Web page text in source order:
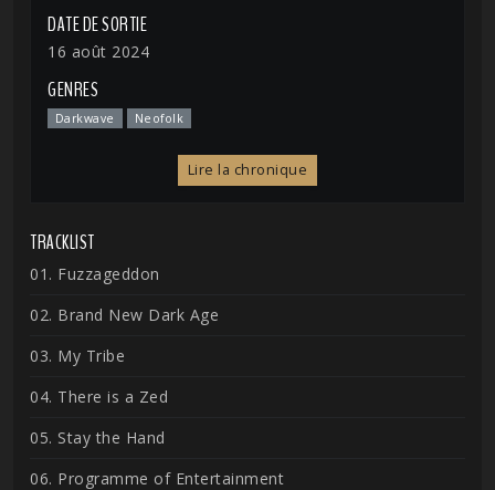
DATE DE SORTIE
16 août 2024
GENRES
Darkwave Neofolk
Lire la chronique
TRACKLIST
01. Fuzzageddon
02. Brand New Dark Age
03. My Tribe
04. There is a Zed
05. Stay the Hand
06. Programme of Entertainment